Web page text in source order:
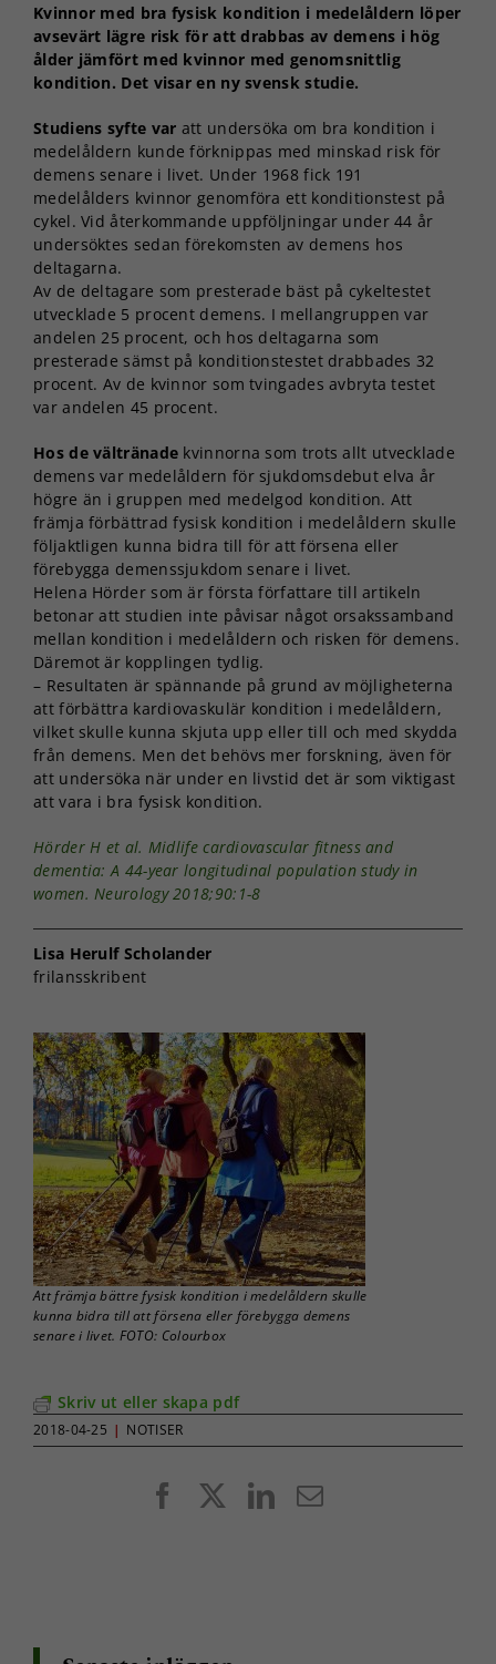
Kvinnor med bra fysisk kondition i medelåldern löper
avsevärt lägre risk för att drabbas av demens i hög
ålder jämfört med kvinnor med genomsnittlig
kondition. Det visar en ny svensk studie.
Studiens syfte var att undersöka om bra kondition i
medelåldern kunde förknippas med minskad risk för
demens senare i livet. Under 1968 fick 191
medelålders kvinnor genomföra ett konditionstest på
cykel. Vid återkommande uppföljningar under 44 år
undersöktes sedan förekomsten av demens hos
deltagarna.
Av de deltagare som presterade bäst på cykeltestet
utvecklade 5 procent demens. I mellangruppen var
andelen 25 procent, och hos deltagarna som
presterade sämst på konditionstestet drabbades 32
procent. Av de kvinnor som tvingades avbryta testet
var andelen 45 procent.
Hos de vältränade kvinnorna som trots allt utvecklade
demens var medelåldern för sjukdomsdebut elva år
högre än i gruppen med medelgod kondition. Att
främja förbättrad fysisk kondition i medelåldern skulle
följaktligen kunna bidra till för att försena eller
förebygga demenssjukdom senare i livet.
Helena Hörder som är första författare till artikeln
betonar att studien inte påvisar något orsakssamband
mellan kondition i medelåldern och risken för demens.
Däremot är kopplingen tydlig.
– Resultaten är spännande på grund av möjligheterna
att förbättra kardiovaskulär kondition i medelåldern,
vilket skulle kunna skjuta upp eller till och med skydda
från demens. Men det behövs mer forskning, även för
att undersöka när under en livstid det är som viktigast
att vara i bra fysisk kondition.
Hörder H et al. Midlife cardiovascular fitness and
dementia: A 44-year longitudinal population study in
women. Neurology 2018;90:1-8
Lisa Herulf Scholander
frilansskribent
Att främja bättre fysisk kondition i medelåldern skulle
kunna bidra till att försena eller förebygga demens
senare i livet. FOTO: Colourbox
Skriv ut eller skapa pdf
2018-04-25 | NOTISER
FacebookLinkedIn
E-